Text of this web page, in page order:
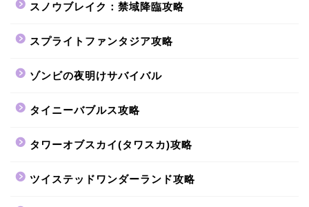
スノウブレイク：禁域降臨攻略
スプライトファンタジア攻略
ゾンビの夜明けサバイバル
タイニーバブルス攻略
タワーオブスカイ(タワスカ)攻略
ツイステッドワンダーランド攻略